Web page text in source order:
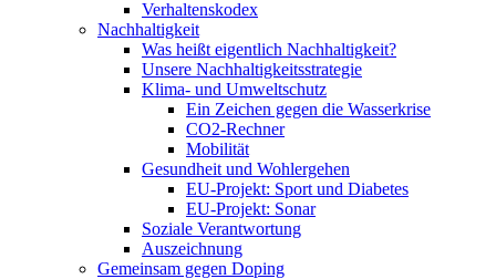
Verhaltenskodex
Nachhaltigkeit
Was heißt eigentlich Nachhaltigkeit?
Unsere Nachhaltigkeitsstrategie
Klima- und Umweltschutz
Ein Zeichen gegen die Wasserkrise
CO2-Rechner
Mobilität
Gesundheit und Wohlergehen
EU-Projekt: Sport und Diabetes
EU-Projekt: Sonar
Soziale Verantwortung
Auszeichnung
Gemeinsam gegen Doping